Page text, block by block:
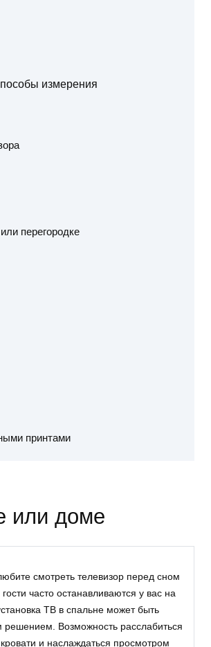
измерения
перегородке
принтами
или доме
смотреть телевизор перед сном
часто останавливаются у вас на
ТВ в спальне может быть
решением. Возможность расслабиться
и наслаждаться просмотром